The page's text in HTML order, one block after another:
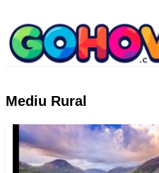
Mediu Rural